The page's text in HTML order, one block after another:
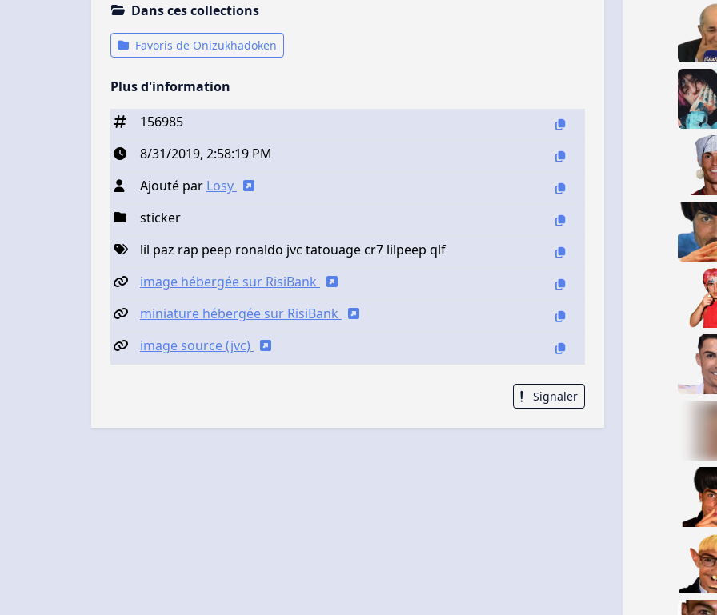
Dans ces collections
Favoris de Onizukhadoken
Plus d'information
156985
8/31/2019, 2:58:19 PM
Ajouté par Losy
sticker
lil paz rap peep ronaldo jvc tatouage cr7 lilpeep qlf
image hébergée sur RisiBank
miniature hébergée sur RisiBank
image source (jvc)
Signaler